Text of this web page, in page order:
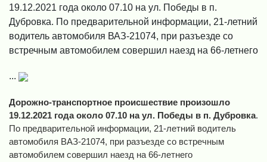
19.12.2021 года около 07.10 на ул. Победы в п.
Дубровка. По предварительной информации, 21-летний
водитель автомобиля ВАЗ-21074, при разъезде со
встречным автомобилем совершил наезд на 66-летнего
...
Дорожно-транспортное происшествие произошло
19.12.2021 года около 07.10 на ул. Победы в п. Дубровка.
По предварительной информации, 21-летний водитель
автомобиля ВАЗ-21074, при разъезде со встречным
автомобилем совершил наезд на 66-летнего